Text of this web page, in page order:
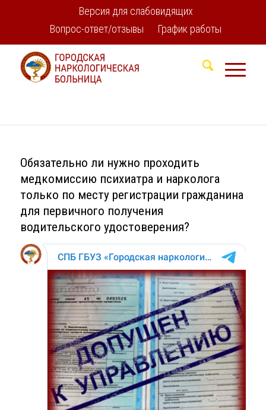
Версия для слабовидящих
Вопрос-ответ/отзывы
График работы
Обязательно ли нужно проходить
медкомиссию психиатра и нарколога
только по месту регистрации гражданина
для первичного получения
водительского удостоверения?